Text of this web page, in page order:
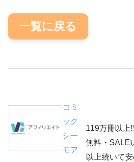
一覧に戻る
コミ
ック
シー
モア
119万冊以上!
無料・SALE
以上続いて安